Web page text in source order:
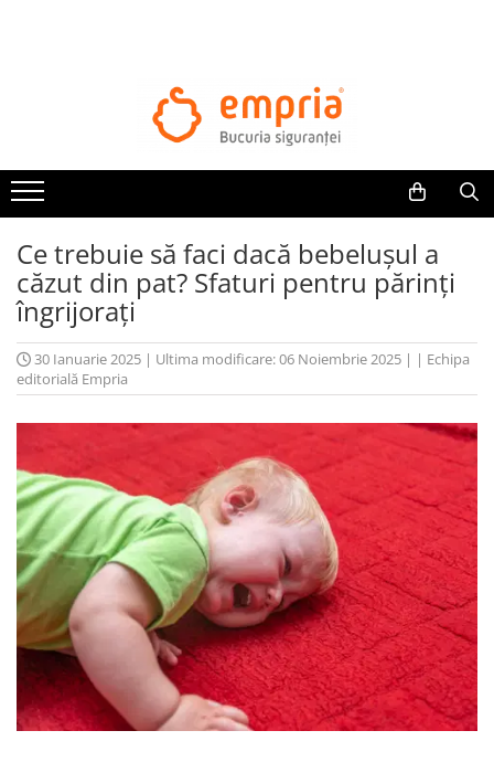
Ce trebuie să faci dacă bebelușul a
căzut din pat? Sfaturi pentru părinți
îngrijorați
30 Ianuarie 2025 | Ultima modificare: 06 Noiembrie 2025 | | Echipa
editorială Empria